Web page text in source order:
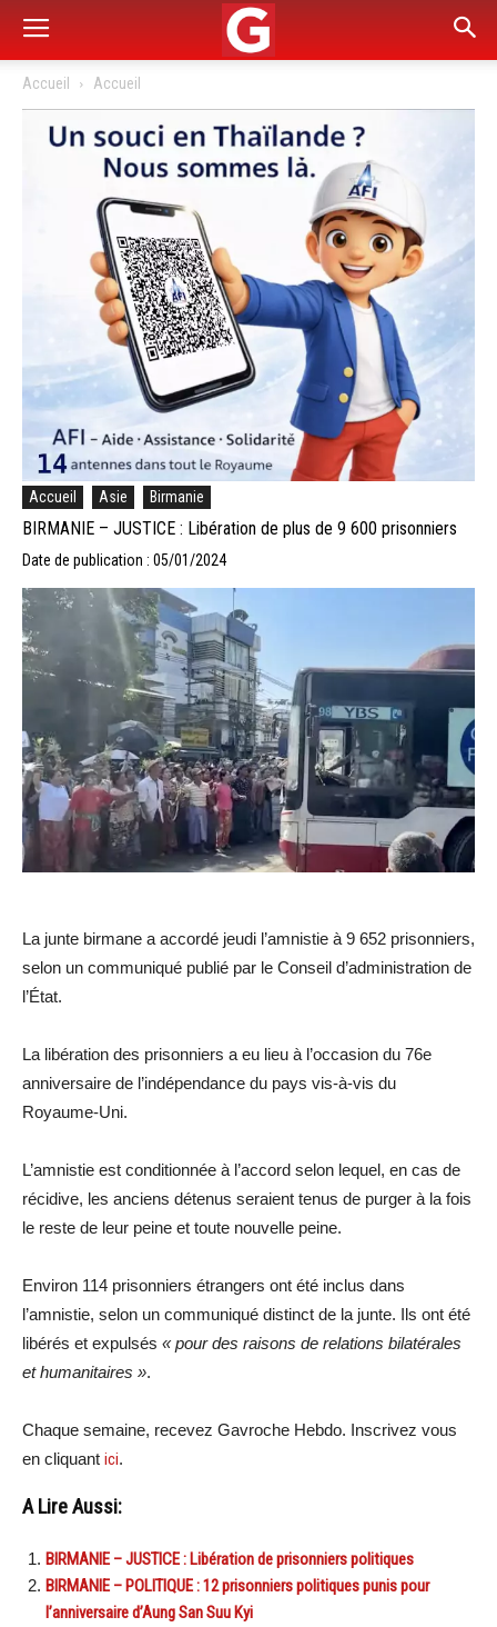
Accueil Accueil
Accueil Asie Birmanie
BIRMANIE – JUSTICE : Libération de plus de 9 600 prisonniers
Date de publication : 05/01/2024
La junte birmane a accordé jeudi l’amnistie à 9 652 prisonniers,
selon un communiqué publié par le Conseil d’administration de
l’État.
La libération des prisonniers a eu lieu à l’occasion du 76e
anniversaire de l’indépendance du pays vis-à-vis du
Royaume-Uni.
L’amnistie est conditionnée à l’accord selon lequel, en cas de
récidive, les anciens détenus seraient tenus de purger à la fois
le reste de leur peine et toute nouvelle peine.
Environ 114 prisonniers étrangers ont été inclus dans
l’amnistie, selon un communiqué distinct de la junte.
Ils ont été
libérés et expulsés « pour des raisons de relations bilatérales
et humanitaires ».
Chaque semaine, recevez Gavroche Hebdo. Inscrivez vous
en cliquant ici.
A Lire Aussi:
BIRMANIE – JUSTICE : Libération de prisonniers politiques
BIRMANIE – POLITIQUE : 12 prisonniers politiques punis pour
l’anniversaire d’Aung San Suu Kyi